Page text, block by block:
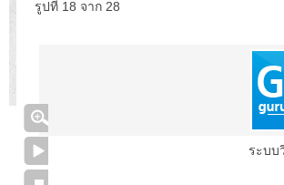
รูปที่ 18 จาก 28
ระบบ